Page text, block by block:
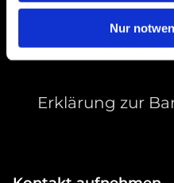
Nur
Erklärung zur